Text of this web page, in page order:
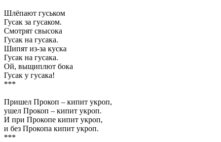
Шлёпают гуськом
Гусак за гусаком.
Смотрят свысока
Гусак на гусака.
Шипят из-за куска
Гусак на гусака.
Ой, выщиплют бока
Гусак у гусака!
***
Пришел Прокоп – кипит укроп,
ушел Прокоп – кипит укроп.
И при Прокопе кипит укроп,
и без Прокопа кипит укроп.
***